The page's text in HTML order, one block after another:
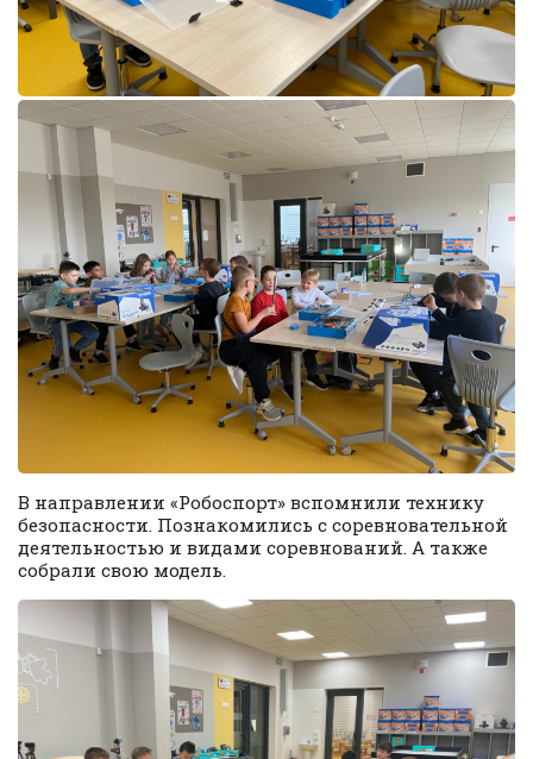
В направлении «Робоспорт» вспомнили технику
безопасности. Познакомились с соревновательной
деятельностью и видами соревнований. А также
собрали свою модель.